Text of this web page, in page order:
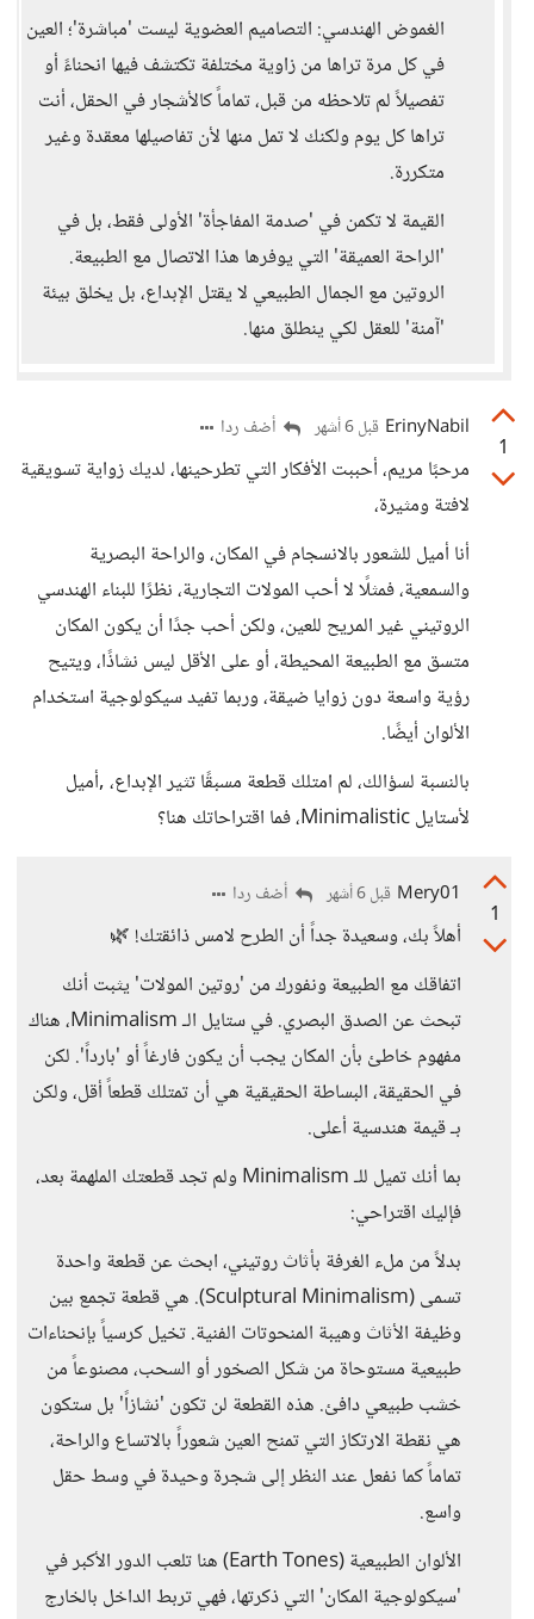
الغموض الهندسي: التصاميم العضوية ليست 'مباشرة'؛ العين
في كل مرة تراها من زاوية مختلفة تكتشف فيها انحناءً أو
تفصيلاً لم تلاحظه من قبل، تماماً كالأشجار في الحقل، أنت
تراها كل يوم ولكنك لا تمل منها لأن تفاصيلها معقدة وغير
متكررة.
القيمة لا تكمن في 'صدمة المفاجأة' الأولى فقط، بل في
'الراحة العميقة' التي يوفرها هذا الاتصال مع الطبيعة.
الروتين مع الجمال الطبيعي لا يقتل الإبداع، بل يخلق بيئة
'آمنة' للعقل لكي ينطلق منها.
1
ErinyNabil قبل 6 أشهر أضف ردا
مرحبًا مريم، أحببت الأفكار التي تطرحينها، لديك زواية تسويقية
لافتة ومثيرة،
أنا أميل للشعور بالانسجام في المكان، والراحة البصرية
والسمعية، فمثلًا لا أحب المولات التجارية، نظرًا للبناء الهندسي
الروتيني غير المريح للعين، ولكن أحب جدًا أن يكون المكان
متسق مع الطبيعة المحيطة، أو على الأقل ليس نشاذًا، ويتيح
رؤية واسعة دون زوايا ضيقة، وربما تفيد سيكولوجية استخدام
الألوان أيضًا.
بالنسبة لسؤالك، لم امتلك قطعة مسبقًا تثير الإبداع، ,أميل
لأستايل Minimalistic، فما اقتراحاتك هنا؟
1
Mery01 قبل 6 أشهر أضف ردا
أهلاً بك، وسعيدة جداً أن الطرح لامس ذائقتك! 🌿
اتفاقك مع الطبيعة ونفورك من 'روتين المولات' يثبت أنك
تبحث عن الصدق البصري. في ستايل الـ Minimalism، هناك
مفهوم خاطئ بأن المكان يجب أن يكون فارغاً أو 'بارداً'. لكن
في الحقيقة، البساطة الحقيقية هي أن تمتلك قطعاً أقل، ولكن
بـ قيمة هندسية أعلى.
بما أنك تميل للـ Minimalism ولم تجد قطعتك الملهمة بعد،
فإليك اقتراحي:
بدلاً من ملء الغرفة بأثاث روتيني، ابحث عن قطعة واحدة
تسمى (Sculptural Minimalism). هي قطعة تجمع بين
وظيفة الأثاث وهيبة المنحوتات الفنية. تخيل كرسياً بإنحناءات
طبيعية مستوحاة من شكل الصخور أو السحب، مصنوعاً من
خشب طبيعي دافئ. هذه القطعة لن تكون 'نشازاً' بل ستكون
هي نقطة الارتكاز التي تمنح العين شعوراً بالاتساع والراحة،
تماماً كما نفعل عند النظر إلى شجرة وحيدة في وسط حقل
واسع.
الألوان الطبيعية (Earth Tones) هنا تلعب الدور الأكبر في
'سيكولوجية المكان' التي ذكرتها، فهي تربط الداخل بالخارج